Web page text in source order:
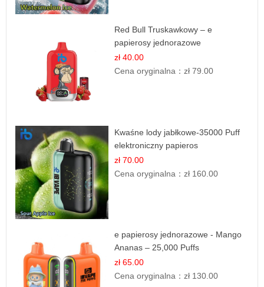
Red Bull Truskawkowy – e
papierosy jednorazowe
zł 40.00
Cena oryginalna：zł 79.00
Kwaśne lody jabłkowe-35000 Puff
elektroniczny papieros
zł 70.00
Cena oryginalna：zł 160.00
e papierosy jednorazowe - Mango
Ananas – 25,000 Puffs
zł 65.00
Cena oryginalna：zł 130.00